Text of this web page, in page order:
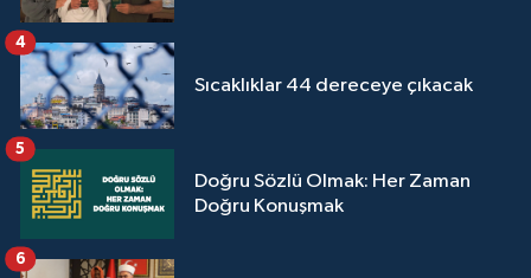
Sıcaklıklar 44 dereceye çıkacak
4
Doğru Sözlü Olmak: Her Zaman
Doğru Konuşmak
5
6